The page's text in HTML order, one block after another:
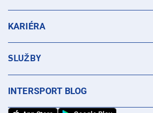
KARIÉRA
SLUŽBY
INTERSPORT BLOG